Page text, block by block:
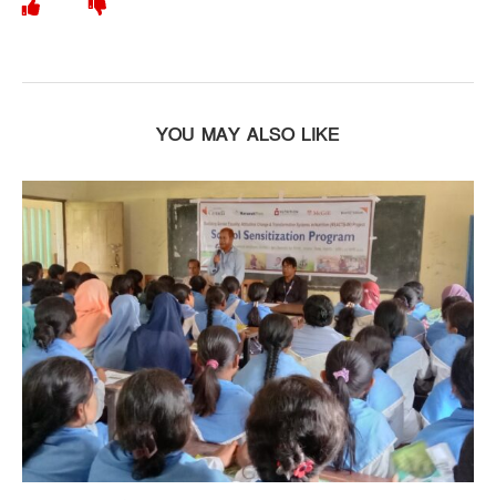
YOU MAY ALSO LIKE